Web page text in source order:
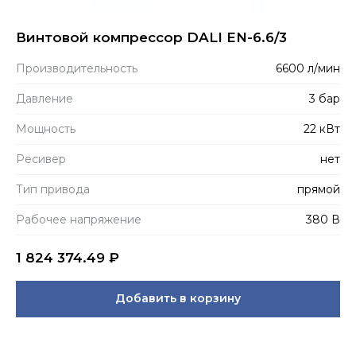
Винтовой компрессор DALI EN-6.6/3
Производитель­ность 6600 л/мин
Давление 3 бар
Мощность 22 кВт
Ресивер нет
Тип привода прямой
Рабочее напряжение 380 В
1 824 374.49 ₽
Добавить в корзину